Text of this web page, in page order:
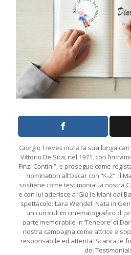
Giorgio Treves inizia la sua lunga
Vittorio De Sica, nel 1971, con
Finzi Contini”, e prosegue come
nomination all’Oscar con “K-Z”. Il
sostiene come testimonial la nostra
e con lui aderisce a ‘Giù le Mani dai
spettacolo: Lara Wendel. Nata in
un curriculum cinematografico di
parte memorabile in ‘Tenebre’ di
nostra campagna come attrice e
responsabile ed attenta! Scarica le
dei